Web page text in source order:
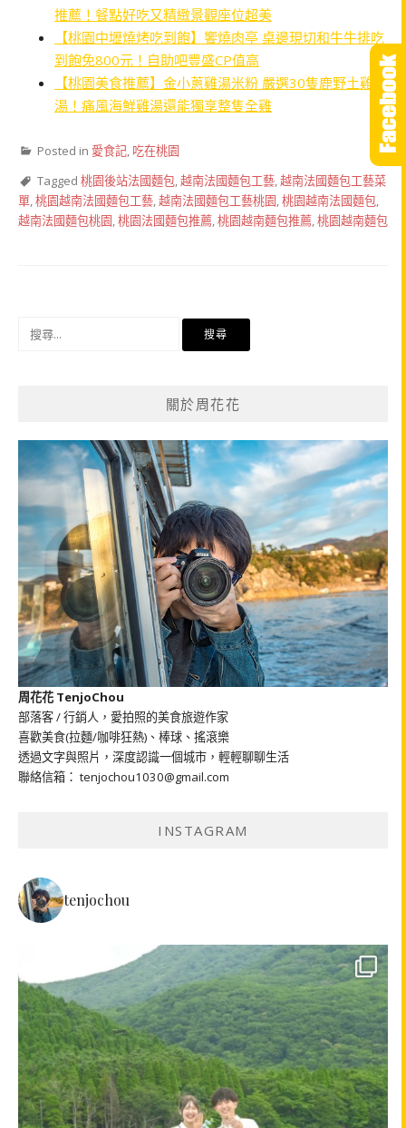
推薦！餐點好吃又精緻景觀座位超美
【桃園中壢燒烤吃到飽】饗燒肉亭 桌邊現切和牛牛排吃
到飽免800元！自助吧豐盛CP值高
【桃園美食推薦】金小蔥雞湯米粉 嚴選30隻鹿野土雞熬
湯！痛風海鮮雞湯還能獨享整隻全雞
Posted in 愛食記, 吃在桃園
Tagged 桃園後站法國麵包,越南法國麵包工藝,越南法國麵包工藝菜
單,桃園越南法國麵包工藝,越南法國麵包工藝桃園,桃園越南法國麵包,
越南法國麵包桃園,桃園法國麵包推薦,桃園越南麵包推薦,桃園越南麵包
關於周花花
周花花 TenjoChou
部落客 / 行銷人，愛拍照的美食旅遊作家
喜歡美食(拉麵/咖啡狂熱)、棒球、搖滾樂
透過文字與照片，深度認識一個城市，輕輕聊聊生活
聯絡信箱： tenjochou1030@gmail.com
INSTAGRAM
tenjochou